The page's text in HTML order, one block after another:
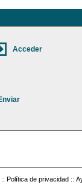
:: Política de privacidad ::